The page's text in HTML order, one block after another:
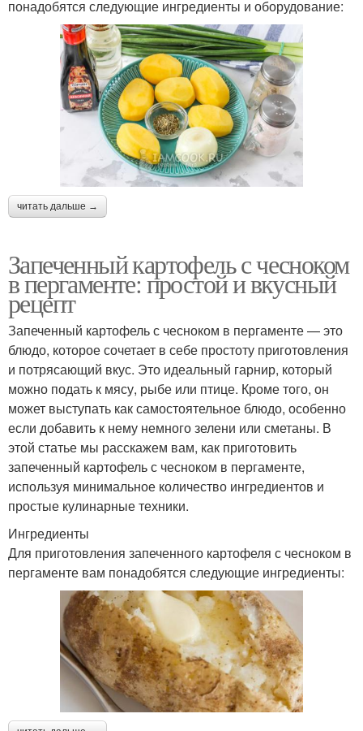
понадобятся следующие ингредиенты и оборудование:
читать дальше →
Запеченный картофель с чесноком
в пергаменте: простой и вкусный
рецепт
Запеченный картофель с чесноком в пергаменте — это
блюдо, которое сочетает в себе простоту приготовления
и потрясающий вкус. Это идеальный гарнир, который
можно подать к мясу, рыбе или птице. Кроме того, он
может выступать как самостоятельное блюдо, особенно
если добавить к нему немного зелени или сметаны. В
этой статье мы расскажем вам, как приготовить
запеченный картофель с чесноком в пергаменте,
используя минимальное количество ингредиентов и
простые кулинарные техники.
Ингредиенты
Для приготовления запеченного картофеля с чесноком в
пергаменте вам понадобятся следующие ингредиенты: